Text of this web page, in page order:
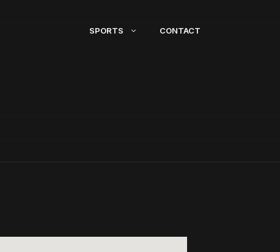
SPORTS CONTACT